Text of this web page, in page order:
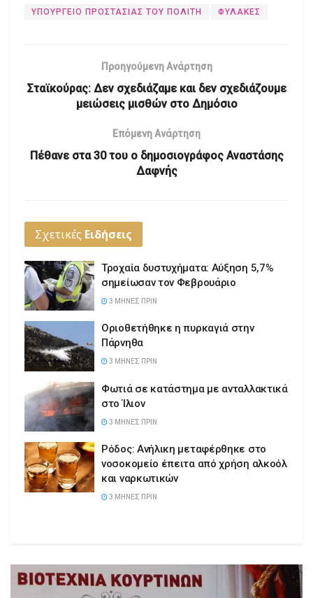
ΥΠΟΥΡΓΕΙΟ ΠΡΟΣΤΑΣΙΑΣ ΤΟΥ ΠΟΛΙΤΗ ΦΥΛΑΚΕΣ
Προηγούμενη Ανάρτηση
Σταϊκούρας: Δεν σχεδιάζαμε και δεν σχεδιάζουμε
μειώσεις μισθών στο Δημόσιο
Επόμενη Ανάρτηση
Πέθανε στα 30 του ο δημοσιογράφος Αναστάσης
Δαφνής
Σχετικές Ειδήσεις
Τροχαία δυστυχήματα: Αύξηση 5,7%
σημείωσαν τον Φεβρουάριο
3 ΜΉΝΕΣ ΠΡΙΝ
Οριοθετήθηκε η πυρκαγιά στην
Πάρνηθα
3 ΜΉΝΕΣ ΠΡΙΝ
Φωτιά σε κατάστημα με ανταλλακτικά
στο Ίλιον
3 ΜΉΝΕΣ ΠΡΙΝ
Ρόδος: Ανήλικη μεταφέρθηκε στο
νοσοκομείο έπειτα από χρήση αλκοόλ
και ναρκωτικών
3 ΜΉΝΕΣ ΠΡΙΝ